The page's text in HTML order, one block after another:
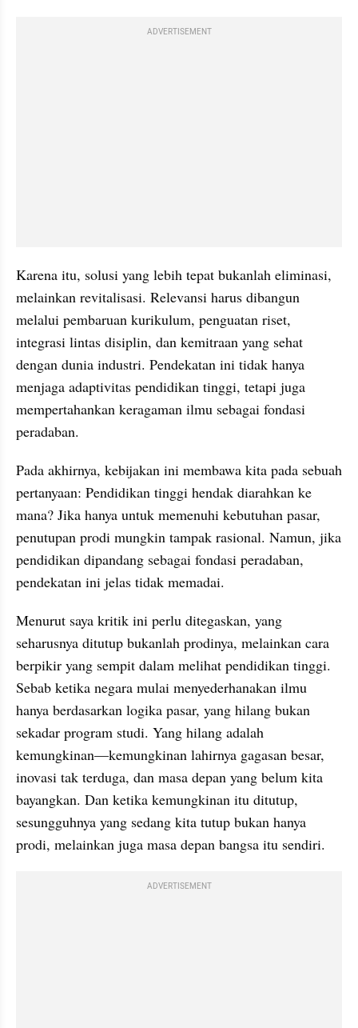
ADVERTISEMENT
Karena itu, solusi yang lebih tepat bukanlah eliminasi,
melainkan revitalisasi. Relevansi harus dibangun
melalui pembaruan kurikulum, penguatan riset,
integrasi lintas disiplin, dan kemitraan yang sehat
dengan dunia industri. Pendekatan ini tidak hanya
menjaga adaptivitas pendidikan tinggi, tetapi juga
mempertahankan keragaman ilmu sebagai fondasi
peradaban.
Pada akhirnya, kebijakan ini membawa kita pada sebuah
pertanyaan: Pendidikan tinggi hendak diarahkan ke
mana? Jika hanya untuk memenuhi kebutuhan pasar,
penutupan prodi mungkin tampak rasional. Namun, jika
pendidikan dipandang sebagai fondasi peradaban,
pendekatan ini jelas tidak memadai.
Menurut saya kritik ini perlu ditegaskan, yang
seharusnya ditutup bukanlah prodinya, melainkan cara
berpikir yang sempit dalam melihat pendidikan tinggi.
Sebab ketika negara mulai menyederhanakan ilmu
hanya berdasarkan logika pasar, yang hilang bukan
sekadar program studi. Yang hilang adalah
kemungkinan—kemungkinan lahirnya gagasan besar,
inovasi tak terduga, dan masa depan yang belum kita
bayangkan. Dan ketika kemungkinan itu ditutup,
sesungguhnya yang sedang kita tutup bukan hanya
prodi, melainkan juga masa depan bangsa itu sendiri.
ADVERTISEMENT